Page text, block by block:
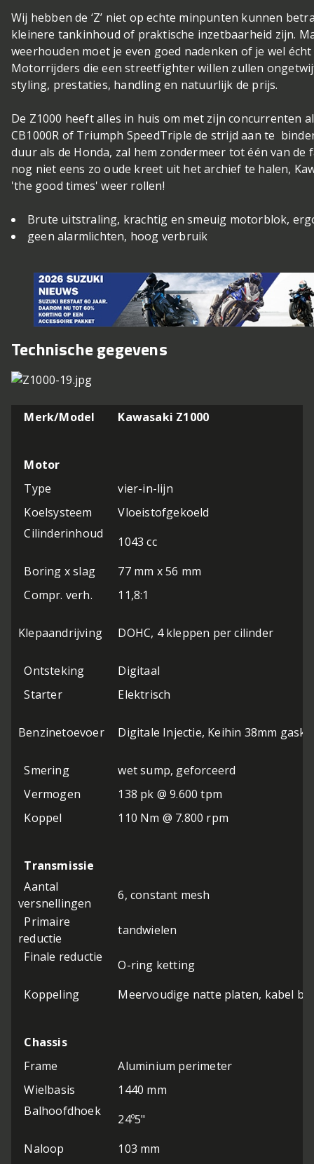
Wij hebben de ‘Z’ niet op echte minpunten kunnen
kleinere tankinhoud of praktische inzetbaarheid zijn.
weerhouden moet je even goed nadenken of je wel
Motorrijders die een streetfighter willen zullen
styling, prestaties, handling en natuurlijk de prijs.
De Z1000 heeft alles in huis om met zijn concurrenten
CB1000R of Triumph SpeedTriple de strijd aan te
duur als de Honda, zal hem zondermeer tot één van de
nog niet eens zo oude kreet uit het archief te halen,
'the good times' weer rollen!
Brute uitstraling, krachtig en smeuig motorblok,
geen alarmlichten, hoog verbruik
Technische gegevens
Merk/Model Kawasaki Z1000
Motor
Type
vier-in-lijn
Koelsysteem
Vloeistofgekoeld
Cilinderinhoud
1043 cc
Boring x slag
77 mm x 56 mm
Compr. verh.
11,8:1
Klepaandrijving DOHC, 4 kleppen per cilinder
Ontsteking
Digitaal
Starter
Elektrisch
Benzinetoevoer Digitale Injectie, Keihin 38mm
Smering
wet sump, geforceerd
Vermogen
138 pk @ 9.600 tpm
Koppel
110 Nm @ 7.800 rpm
Transmissie
Aantal
versnellingen
6, constant mesh
Primaire
reductie
tandwielen
Finale reductie
O-ring ketting
Koppeling
Meervoudige natte platen, kabel
Chassis
Frame
Aluminium perimeter
Wielbasis
1440 mm
Balhoofdhoek
24º5"
Naloop
103 mm